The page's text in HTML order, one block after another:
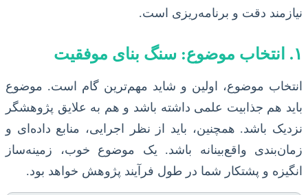
نیازمند دقت و برنامه‌ریزی است.
۱. انتخاب موضوع: سنگ بنای موفقیت
انتخاب موضوع، اولین و شاید مهم‌ترین گام است. موضوع
باید هم جذابیت علمی داشته باشد و هم به علایق پژوهشگر
نزدیک باشد. همچنین، باید از نظر اجرایی، منابع داده‌ای و
زمان‌بندی واقع‌بینانه باشد. یک موضوع خوب، زمینه‌ساز
انگیزه و پشتکار شما در طول فرآیند پژوهش خواهد بود.